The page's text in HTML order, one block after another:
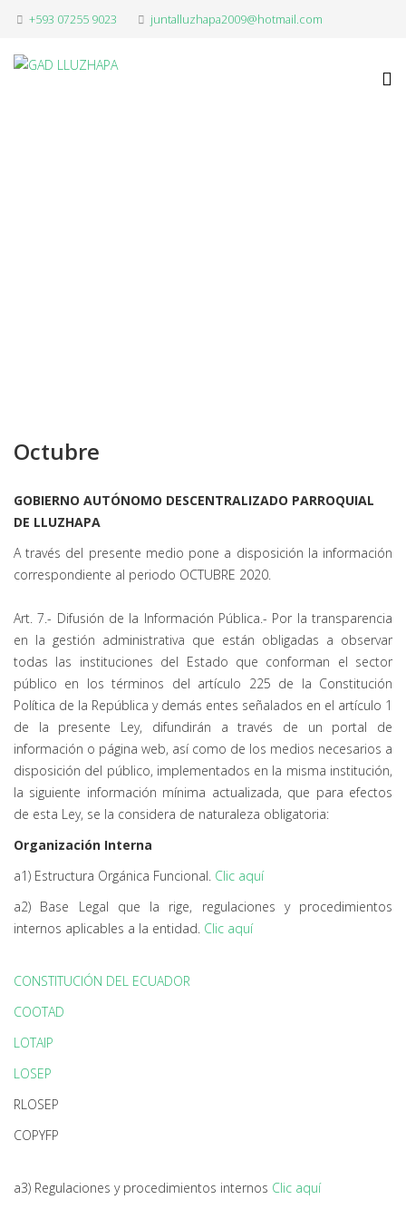
+593 07255 9023 juntalluzhapa2009@hotmail.com
Octubre
GOBIERNO AUTÓNOMO DESCENTRALIZADO PARROQUIAL
DE LLUZHAPA
A través del presente medio pone a disposición la información
correspondiente al periodo OCTUBRE 2020.
Art. 7.- Difusión de la Información Pública.- Por la transparencia
en la gestión administrativa que están obligadas a observar
todas las instituciones del Estado que conforman el sector
público en los términos del artículo 225 de la Constitución
Política de la República y demás entes señalados en el artículo 1
de la presente Ley, difundirán a través de un portal de
información o página web, así como de los medios necesarios a
disposición del público, implementados en la misma institución,
la siguiente información mínima actualizada, que para efectos
de esta Ley, se la considera de naturaleza obligatoria:
Organización Interna
a1) Estructura Orgánica Funcional. Clic aquí
a2) Base Legal que la rige, regulaciones y procedimientos
internos aplicables a la entidad. Clic aquí
CONSTITUCIÓN DEL ECUADOR
COOTAD
LOTAIP
LOSEP
RLOSEP
COPYFP
a3) Regulaciones y procedimientos internos Clic aquí